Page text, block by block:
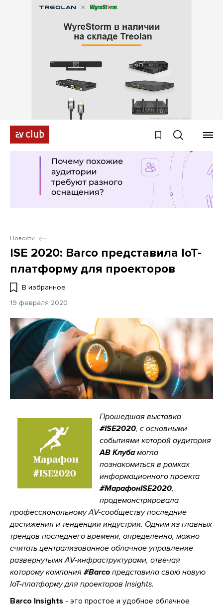
Новости
ISE 2020: Barco представила IoT-
платформу для проекторов
В избранное
19 февраля 2020
Прошедшая выставка
#ISE2020, с основными
событиями которой аудитория
АВ Клубамогла
познакомиться в рамках
информационного проекта
#МарафонISE2020,
продемонстрировала
профессиональному AV-сообществу последние
достижения и тенденции индустрии. Одним из главных
трендов последнего времени, определенно, можно
считать централизованное облачное управление
развернутыми AV-инфраструктурами, отвечая
которому компания #Barco представила свою новую
IoT-платформу для проекторов Insights.
Barco Insights - это простое и удобное облачное